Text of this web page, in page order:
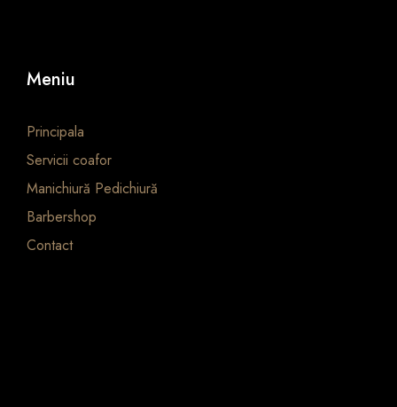
Meniu
Principala
Servicii coafor
Manichiură Pedichiură
Barbershop
Contact